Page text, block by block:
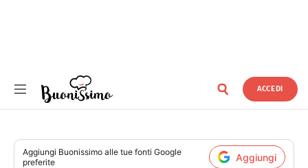
ACCEDI
Aggiungi Buonissimo alle tue fonti Google
preferite
Aggiungi